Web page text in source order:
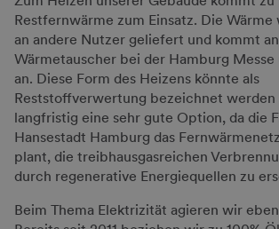
Restfernwärme zum Einsatz. Die Wärme
an andere Nutzer geliefert und kommt
Wärmetauscher bei der Hamburg Messe
an. Diese Form des Heizens könnte als
Reststoffverwertung bezeichnet werden
langfristig eine sehr gute Option, da die
Hansestadt Hamburg das
plant, die treibhausgasreichen
durch regenerative Energiequellen zu
Beim Thema Elektrizität agieren wir